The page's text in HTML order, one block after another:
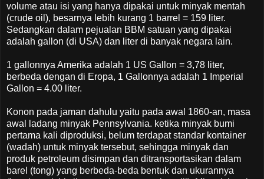
volume atau isi yang hanya dipakai untuk minyak mentah
(crude oil), besarnya lebih kurang 1 barrel = 159 liter.
Sedangkan dalam pejualan BBM satuan yang dipakai
adalah gallon (di USA) dan liter di banyak negara lain.
1 gallonnya Amerika adalah 1 US Gallon = 3,78 liter,
berbeda dengan di Eropa, 1 Gallonnya adalah 1 Imperial
Gallon = 4.00 liter.
Konon pada jaman dahulu yaitu pada awal 1860-an, masa
awal ladang minyak Pennsylvania. ketika minyak bumi
pertama kali diproduksi, belum terdapat standar kontainer
(wadah) untuk minyak tersebut, sehingga minyak dan
produk petroleum disimpan dan ditransportasikan dalam
barel (tong) yang berbeda-beda bentuk dan ukurannya